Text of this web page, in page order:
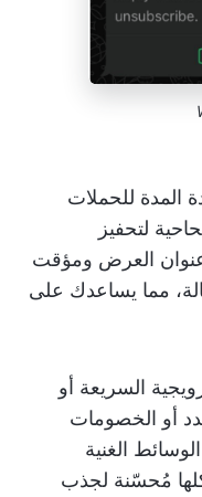
المدة للحملات
لتحفيز
عنوان العرض ومؤقت
مما يساعدك على
السريعة أو
أو الخصومات
الغنية
مُحسّنة لجذب